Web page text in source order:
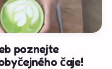
poznejte
čaje!